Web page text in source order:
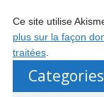
Ce site utilise
plus sur la façon
traitées.
Categories